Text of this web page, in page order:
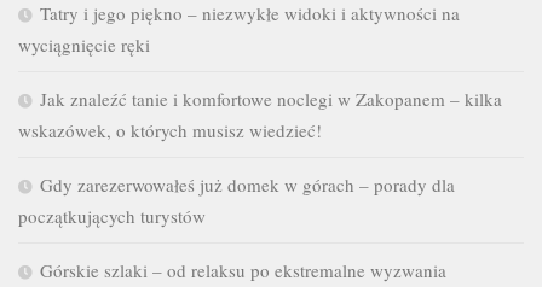
Tatry i jego piękno – niezwykłe widoki i aktywności na
wyciągnięcie ręki
Jak znaleźć tanie i komfortowe noclegi w Zakopanem – kilka
wskazówek, o których musisz wiedzieć!
Gdy zarezerwowałeś już domek w górach – porady dla
początkujących turystów
Górskie szlaki – od relaksu po ekstremalne wyzwania